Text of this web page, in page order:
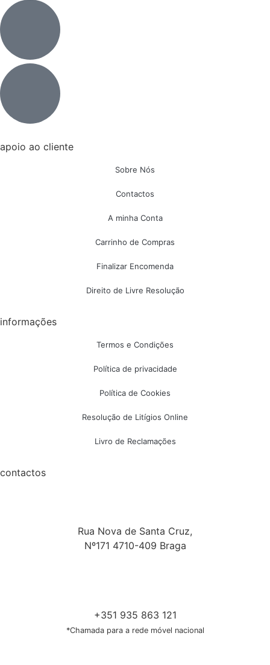
apoio ao cliente
Sobre Nós
Contactos
A minha Conta
Carrinho de Compras
Finalizar Encomenda
Direito de Livre Resolução
informações
Termos e Condições
Política de privacidade
Política de Cookies
Resolução de Litígios Online
Livro de Reclamações
contactos
Rua Nova de Santa Cruz,
Nº171 4710-409 Braga
+351 935 863 121
*Chamada para a rede móvel nacional